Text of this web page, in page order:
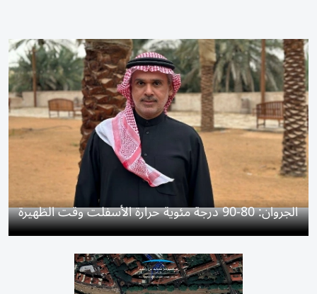
الجروان: 80-90 درجة مئوية حرارة الأسفلت وقت الظهيرة